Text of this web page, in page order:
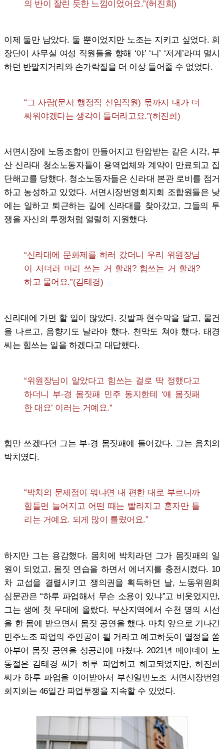
의 반이 잘린 듯한 느낌이었어요.”(허진희)
이제 둘만 남았다. 둘 뿐이었지만 노조는 지키고 싶었다. 회
장단이 사무실 여성 직원들을 향해 ‘야’ ‘니’ ‘저게’라며 멸시
하던 반말지거리와 손가락질을 더 이상 들어줄 수 없었다.
“그 사람(문서 행정직 신입직원) 몫까지 내가 더
싸워야겠다는 생각이 들더라고요.”(허진희)
서면시장에 노동조합이 만들어지고 탄압받는 같은 시각, 부
산 신라대 청소노동자들이 용역업체와 계약이 만료되고 집
단해고를 당했다. 청소노동자들은 신라대 본관 로비를 점거
하고 농성하고 있었다. 서면시장번영회지회 조합원들은 낮
에는 일하고 퇴근하는 길에 신라대를 찾아갔고, 그들의 투
쟁을 자신의 투쟁처럼 열렬히 지원했다.
“신라대에 문화제를 하러 갔더니 우리 위원장님
이 저더러 머리 쓰는 거 할래? 힘쓰는 거 할래?
하고 물어요.”(김태경)
신라대에 가면 할 일이 많았다. 깃발과 현수막을 달고, 물건
을 나르고, 음향기도 날라야 했다. 천막도 쳐야 했다. 태경
씨는 힘쓰는 일을 하겠다고 대답했다.
“위원장님이 알았다고 힘쓰는 걸로 딱 정했다고
하더니 부-경 몸짓패 민주 동지한테 ‘얘 몸짓패
한 대요’ 이러는 거예요.”
힘만 쓰겠다던 그는 부-경 몸짓패에 들어갔다. 그는 음치의
박치였다.
“박치의 문제점이 뭐냐면 내 편한 대로 부르니까
힘들면 늘어지고 어떤 때는 빨라지고 혼자만 틀
리는 거예요. 되게 많이 틀렸어요.”
하지만 그는 용감했다. 몸치에 박치라던 그가 몸짓패의 일
원이 되었고, 몸짓 연습을 하면서 에너지를 충전시켰다. 10
차 교섭을 결렬시키고 쟁의권을 획득하던 날, 노동위원회
심문관은 “하루 파업해서 무슨 소용이 있냐”고 비웃었지만,
그는 생에 첫 무대에 올랐다. 부산지역에서 수천 명의 시선
을 한 몸에 받으면서 몸짓 공연을 했다. 마치 앞으로 기나긴
민주노조 파업의 주인공이 될 거라고 예고하듯이 열정을 쏟
아부어 몸짓 공연을 성공리에 마쳤다. 2021년 메이데이 노
동절은 김태경 씨가 하루 파업하고 해고되었지만, 허진희
씨가 하루 파업을 이어받아서 부산일반노조 서면시장번영
회지회는 46일간 파업투쟁을 지속할 수 있었다.